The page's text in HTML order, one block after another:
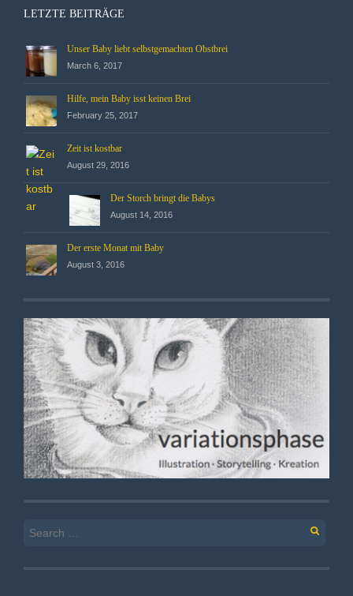
LETZTE BEITRÄGE
Unser Baby liebt selbstgemachten Obstbrei
March 6, 2017
Hilfe, mein Baby isst keinen Brei
February 25, 2017
Zeit ist kostbar
August 29, 2016
Der Storch bringt die Babys
August 14, 2016
Der erste Monat mit Baby
August 3, 2016
Search